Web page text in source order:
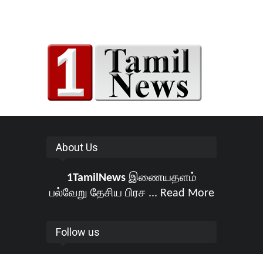
About Us
1TamilNewsஇணையதளம்
பல்வேறு தேசிய பிரச ... Read More
Follow us